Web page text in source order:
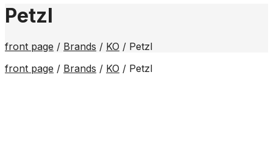
Petzl
front page / Brands / KO / Petzl
front page / Brands / KO / Petzl